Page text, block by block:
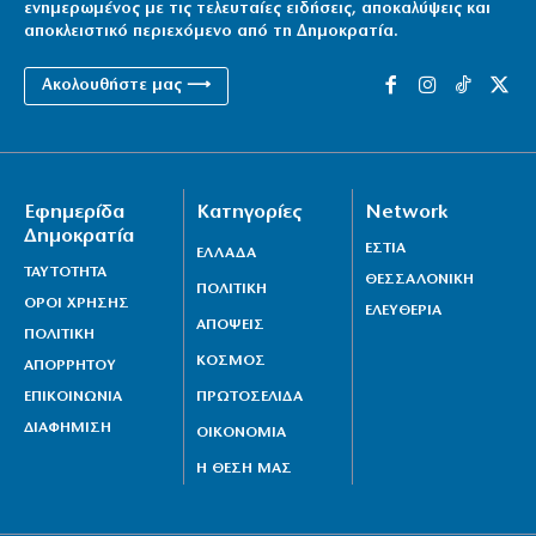
6|08|2026 | 21:50
Επτά μήνες ανενεργά τα νέα αεροπλάνα της
Πυροσβεστικής
σύνταξη της νεκρής μητέρας του
6|08|2026 | 21:35
ενημερωμένος με τις τελευταίες ειδήσεις, αποκαλύψεις και
αποκλειστικό περιεχόμενο από τη Δημοκρατία.
Ακολουθήστε μας ⟶
Εφημερίδα
Δημοκρατία
ΤΑΥΤΟΤΗΤΑ
ΟΡΟΙ ΧΡΗΣΗΣ
ΠΟΛΙΤΙΚΗ
ΑΠΟΡΡΗΤΟΥ
ΕΠΙΚΟΙΝΩΝΙΑ
ΔΙΑΦΗΜΙΣΗ
Κατηγορίες
ΕΛΛΑΔΑ
ΠΟΛΙΤΙΚΗ
ΑΠΟΨΕΙΣ
ΚΟΣΜΟΣ
ΠΡΩΤΟΣΕΛΙΔΑ
ΟΙΚΟΝΟΜΙΑ
Η ΘΕΣΗ ΜΑΣ
Network
ΕΣΤΙΑ
ΘΕΣΣΑΛΟΝΙΚΗ
ΕΛΕΥΘΕΡΙΑ